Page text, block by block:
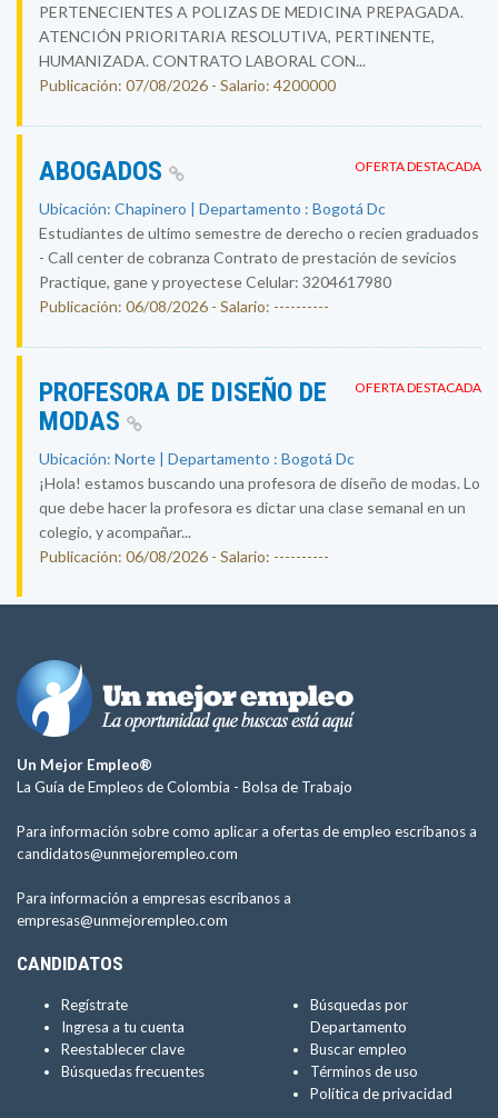
PERTENECIENTES A POLIZAS DE MEDICINA PREPAGADA.
ATENCIÓN PRIORITARIA RESOLUTIVA, PERTINENTE,
HUMANIZADA. CONTRATO LABORAL CON...
Publicación: 07/08/2026 - Salario: 4200000
OFERTA DESTACADA
ABOGADOS
Ubicación: Chapinero | Departamento : Bogotá Dc
Estudiantes de ultimo semestre de derecho o recien graduados
- Call center de cobranza Contrato de prestación de sevicios
Practique, gane y proyectese Celular: 3204617980
Publicación: 06/08/2026 - Salario: ----------
OFERTA DESTACADA
PROFESORA DE DISEÑO DE
MODAS
Ubicación: Norte | Departamento : Bogotá Dc
¡Hola! estamos buscando una profesora de diseño de modas. Lo
que debe hacer la profesora es dictar una clase semanal en un
colegio, y acompañar...
Publicación: 06/08/2026 - Salario: ----------
Un Mejor Empleo®
La Guía de Empleos de Colombia - Bolsa de Trabajo
Para información sobre como aplicar a ofertas de empleo escríbanos a
candidatos@unmejorempleo.com
Para información a empresas escríbanos a
empresas@unmejorempleo.com
CANDIDATOS
Regístrate
Ingresa a tu cuenta
Reestablecer clave
Búsquedas frecuentes
Búsquedas por
Departamento
Buscar empleo
Términos de uso
Política de privacidad